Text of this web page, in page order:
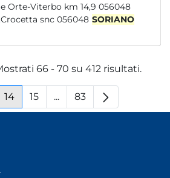
Orte-Viterbo km 14,9 056048
snc 056048 SORIANO
66 - 70 su 412 risultati.
Pagina
14 Pagina
15 ...Pagine intermedie
Pagina
83